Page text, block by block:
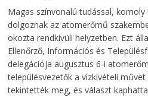
Magas színvonalú tudással,
dolgoznak az atomerőmű
okozta rendkívüli helyzetben. Ezt
Ellenőrző, Információs és
delegációja augusztus 6-i
településvezetők a vízkivételi
tekintették meg, és választ